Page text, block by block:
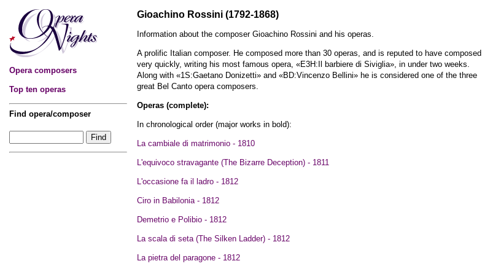
Opera composers
Top ten operas
Find opera/composer
Gioachino Rossini (1792-1868)
Information about the composer Gioachino Rossini and his operas.
A prolific Italian composer. He composed more than 30 operas, and is reputed to have composed
very quickly, writing his most famous opera, «E3H:Il barbiere di Siviglia», in under two weeks.
Along with «1S:Gaetano Donizetti» and «BD:Vincenzo Bellini» he is considered one of the three
great Bel Canto opera composers.
Operas (complete):
In chronological order (major works in bold):
La cambiale di matrimonio - 1810
L'equivoco stravagante (The Bizarre Deception) - 1811
L'occasione fa il ladro - 1812
Ciro in Babilonia - 1812
Demetrio e Polibio - 1812
La scala di seta (The Silken Ladder) - 1812
La pietra del paragone - 1812